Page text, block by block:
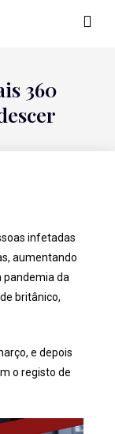
360
infetadas
aumentando
pandemia da
britânico,
e depois
o registo de